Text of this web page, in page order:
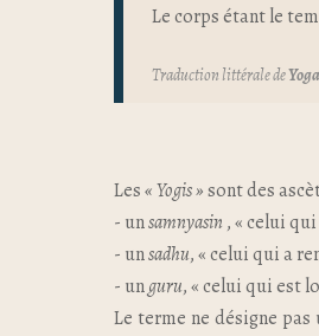
Le corps étant le
Traduction littérale deYoga
Les« Yogis »sont des
- unsamnyasin , « celui
- unsadhu, « celui qui a
- unguru, « celui qui est
Le terme ne désigne